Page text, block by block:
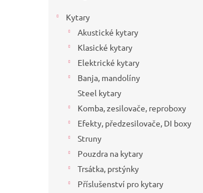
Kytary
Akustické kytary
Klasické kytary
Elektrické kytary
Banja, mandolíny
Steel kytary
Komba, zesilovače, reproboxy
Efekty, předzesilovače, DI boxy
Struny
Pouzdra na kytary
Trsátka, prstýnky
Příslušenství pro kytary